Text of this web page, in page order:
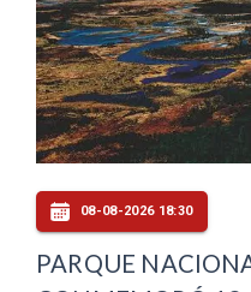
08-08-2026 18:30
PARQUE